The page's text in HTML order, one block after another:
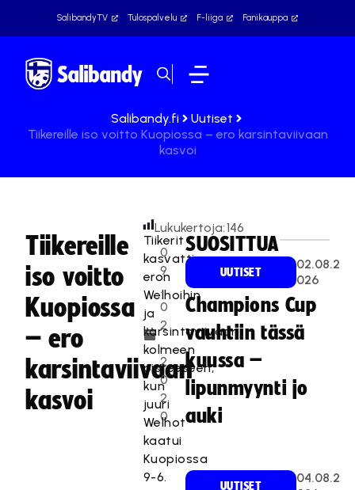
SalibandyTV Tulospalvelu F-liiga Fanikauppa
Salibandy.fi
Uutiset
Tiikereille iso voitto Kuopiossa – ero karsintaviivaan
kasvoi
Tiikereille
iso voitto
Kuopiossa
– ero
karsintaviivaan
kasvoi
0
9
.
0
2
.
2
0
2
0
Lukukertoja:146
Tiikerit
kasvatti
eron
Welhoihin
ja
karsintaviivaan
kolmeen
pisteeseen,
kun
juuri
Welhot
kaatui
Kuopiossa
9-6.
SUOSITTUA
UUTISET
02.08.2
026
Champions Cup
vauhtiin tässä
kuussa –
lipunmyynti jo
auki
UUTISET
04.08.2